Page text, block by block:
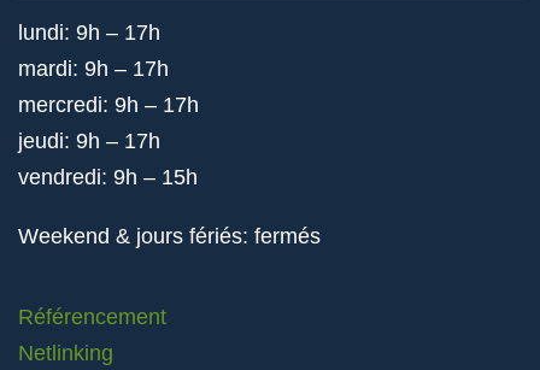
lundi: 9h – 17h
mardi: 9h – 17h
mercredi: 9h – 17h
jeudi: 9h – 17h
vendredi: 9h – 15h
Weekend & jours fériés: fermés
Référencement
Netlinking